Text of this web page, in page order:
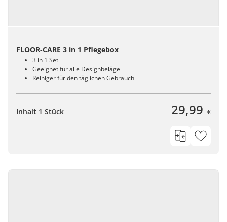
FLOOR-CARE 3 in 1 Pflegebox
3 in 1 Set
Geeignet für alle Designbeläge
Reiniger für den täglichen Gebrauch
Inhalt 1 Stück 29,99 €